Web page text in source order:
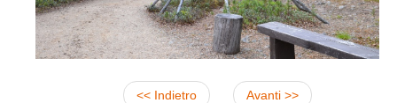
<< Indietro Avanti >>